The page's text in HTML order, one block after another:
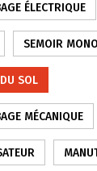
ÉLECTRIQUE
SEMOIR
SOL
MÉCANIQUE